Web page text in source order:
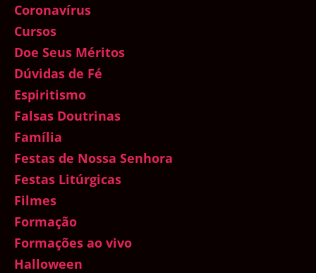
Coronavírus
Cursos
Doe Seus Méritos
Dúvidas de Fé
Espiritismo
Falsas Doutrinas
Família
Festas de Nossa Senhora
Festas Litúrgicas
Filmes
Formação
Formações ao vivo
Halloween